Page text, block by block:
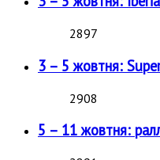
2897
3 – 5 жовтня:
2908
5 – 11 жовтня: